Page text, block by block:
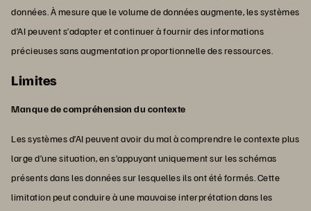
données. À mesure que le volume de données augmente, les systèmes
d’AI peuvent s’adapter et continuer à fournir des informations
précieuses sans augmentation proportionnelle des ressources.
Limites
Manque de compréhension du contexte
Les systèmes d’AI peuvent avoir du mal à comprendre le contexte plus
large d’une situation, en s’appuyant uniquement sur les schémas
présents dans les données sur lesquelles ils ont été formés. Cette
limitation peut conduire à une mauvaise interprétation dans les